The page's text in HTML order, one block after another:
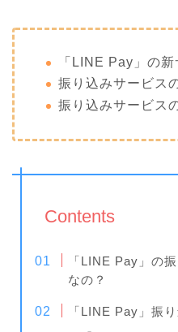
「LINE Pay」の
振り込みサービス
振り込みサービス
Contents
「LINE Pay」の
なの？
「LINE Pay」振